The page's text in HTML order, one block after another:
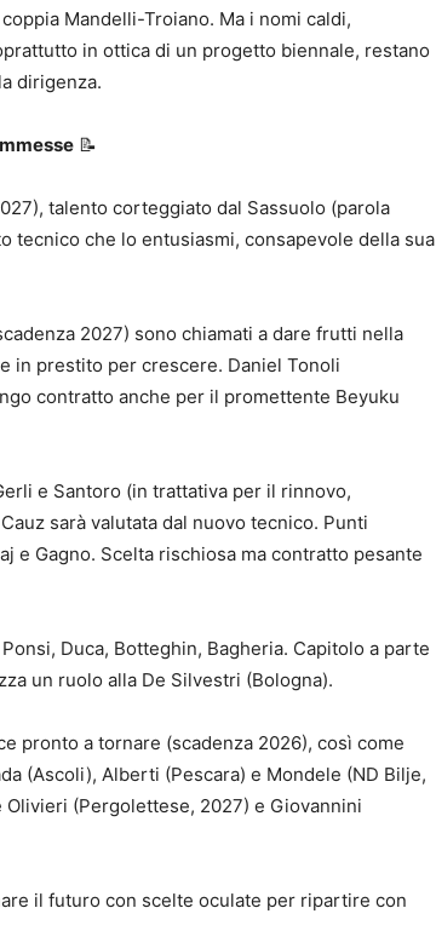
coppia Mandelli-Troiano. Ma i nomi caldi,
in ottica di un progetto biennale, restano
dirigenza.
📝
talento corteggiato dal Sassuolo (parola
tecnico che lo entusiasmi, consapevole della sua
2027) sono chiamati a dare frutti nella
in prestito per crescere. Daniel Tonoli
contratto anche per il promettente Beyuku
e Santoro (in trattativa per il rinnovo,
sarà valutata dal nuovo tecnico. Punti
e Gagno. Scelta rischiosa ma contratto pesante
Duca, Botteghin, Bagheria. Capitolo a parte
un ruolo alla De Silvestri (Bologna).
pronto a tornare (scadenza 2026), così come
(Ascoli), Alberti (Pescara) e Mondele (ND Bilje,
(Pergolettese, 2027) e Giovannini
il futuro con scelte oculate per ripartire con